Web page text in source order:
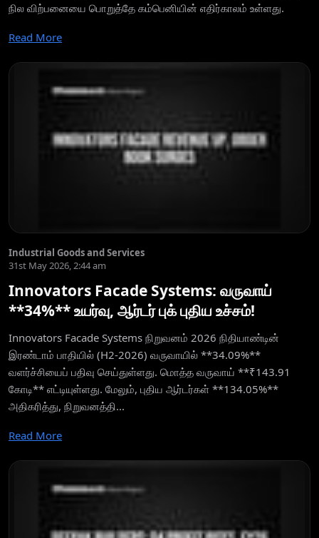
நில விற்பனையை பொறுத்தே கம்பெனியின் எதிர்காலம் உள்ளது.
Read More
Industrial Goods and Services
31st May 2026, 2:44 am
Innovators Facade Systems: வருவாய்
**34%** உயர்வு, ஆர்டர் புக் புதிய உச்சம்!
Innovators Facade Systems நிறுவனம் 2026 நிதியாண்டின்
இரண்டாம் பாதியில் (H2-2026) வருவாயில் **34.09%**
வளர்ச்சியைப் பதிவு செய்துள்ளது. மொத்த வருவாய் **₹143.91
கோடி** எட்டியுள்ளது. மேலும், புதிய ஆர்டர்கள் **134.05%**
அதிகரித்து, நிறுவனத்தி...
Read More